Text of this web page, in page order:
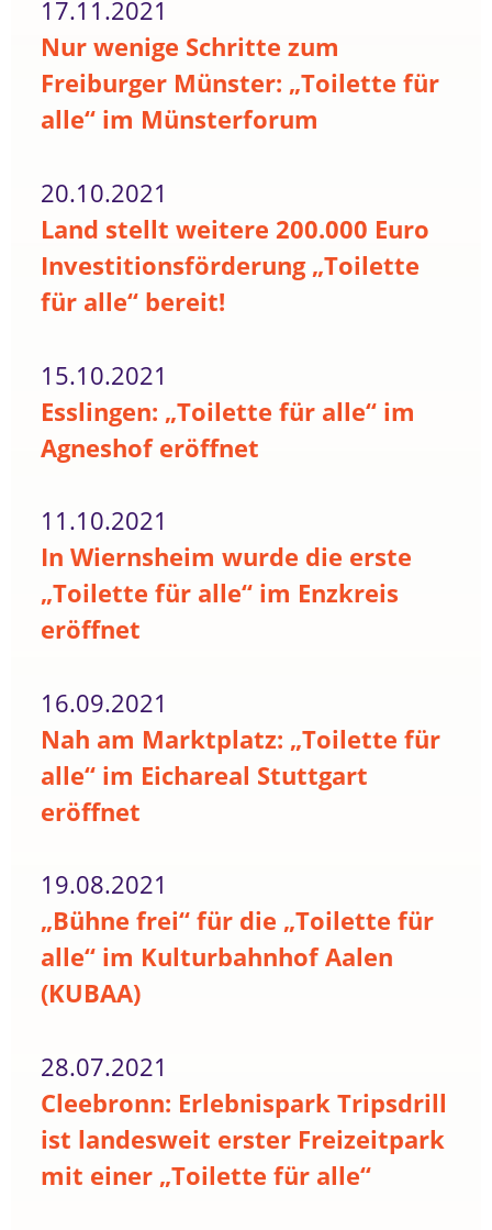
17.11.2021
Nur wenige Schritte zum
Freiburger Münster: „Toilette für
alle“ im Münsterforum
20.10.2021
Land stellt weitere 200.000 Euro
Investitionsförderung „Toilette
für alle“ bereit!
15.10.2021
Esslingen: „Toilette für alle“ im
Agneshof eröffnet
11.10.2021
In Wiernsheim wurde die erste
„Toilette für alle“ im Enzkreis
eröffnet
16.09.2021
Nah am Marktplatz: „Toilette für
alle“ im Eichareal Stuttgart
eröffnet
19.08.2021
„Bühne frei“ für die „Toilette für
alle“ im Kulturbahnhof Aalen
(KUBAA)
28.07.2021
Cleebronn: Erlebnispark Tripsdrill
ist landesweit erster Freizeitpark
mit einer „Toilette für alle“